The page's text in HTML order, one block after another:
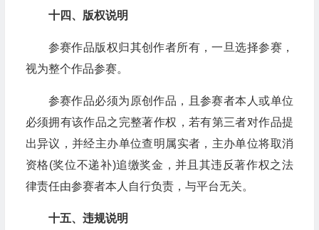
十四、版权说明
参赛作品版权归其创作者所有，一旦选择参赛，
视为整个作品参赛。
参赛作品必须为原创作品，且参赛者本人或单位
必须拥有该作品之完整著作权，若有第三者对作品提
出异议，并经主办单位查明属实者，主办单位将取消
资格(奖位不递补)追缴奖金，并且其违反著作权之法
律责任由参赛者本人自行负责，与平台无关。
十五、违规说明